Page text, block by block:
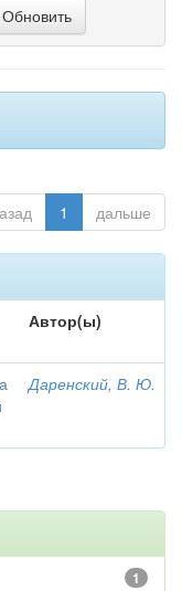
1 дальше
Автор(ы)
Даренский, В. Ю.
1